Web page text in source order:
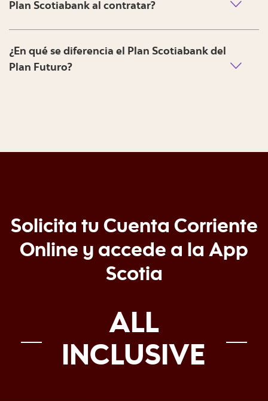
Plan Scotiabank al contratar?
¿En qué se diferencia el Plan Scotiabank del
Plan Futuro?
Solicita tu Cuenta Corriente
Online y accede a la App
Scotia
ALL
INCLUSIVE